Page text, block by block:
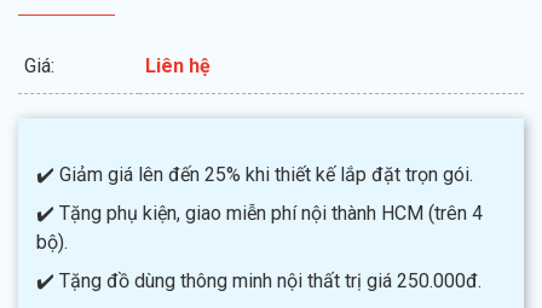
Giá: Liên hệ
✔️ Giảm giá lên đến 25% khi thiết kế lắp đặt trọn gói.
✔️ Tặng phụ kiện, giao miễn phí nội thành HCM (trên 4
bộ).
✔️ Tặng đồ dùng thông minh nội thất trị giá 250.000đ.